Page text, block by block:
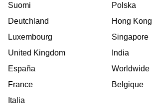
Suomi
Deutchland
Luxembourg
United Kingdom
España
France
Italia
Polska
Hong Kong
Singapore
India
Worldwide
Belgique